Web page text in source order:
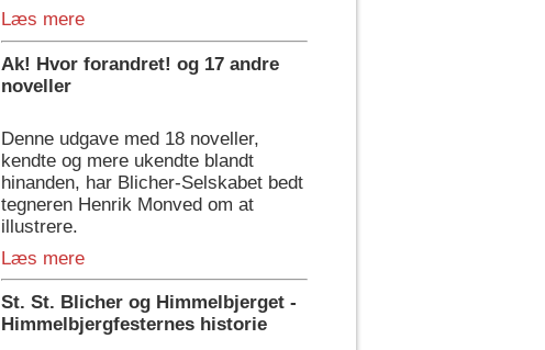
Læs mere
Ak! Hvor forandret! og 17 andre
noveller
Denne udgave med 18 noveller,
kendte og mere ukendte blandt
hinanden, har Blicher-Selskabet bedt
tegneren Henrik Monved om at
illustrere.
Læs mere
St. St. Blicher og Himmelbjerget -
Himmelbjergfesternes historie